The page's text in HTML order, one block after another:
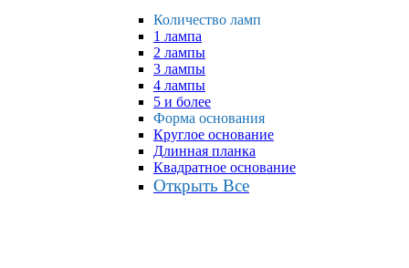
Количество ламп
1 лампа
2 лампы
3 лампы
4 лампы
5 и более
Форма основания
Круглое основание
Длинная планка
Квадратное основание
Открыть Все